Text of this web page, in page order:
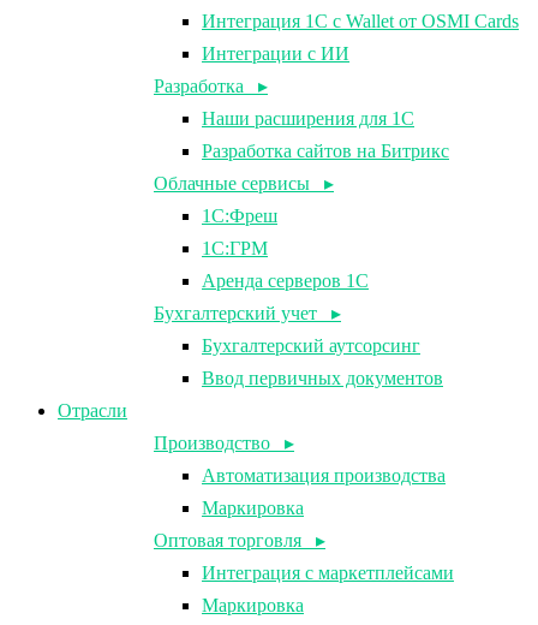
Интеграция 1С с Wallet от OSMI Cards
Интеграции с ИИ
Разработка ▸
Наши расширения для 1С
Разработка сайтов на Битрикс
Облачные сервисы ▸
1С:Фреш
1С:ГРМ
Аренда серверов 1С
Бухгалтерский учет ▸
Бухгалтерский аутсорсинг
Ввод первичных документов
Отрасли
Производство ▸
Автоматизация производства
Маркировка
Оптовая торговля ▸
Интеграция с маркетплейсами
Маркировка